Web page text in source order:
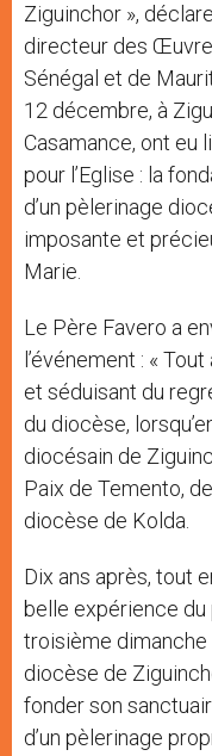
Ziguinchor »,
directeur des
Sénégal et de
12 décembre, à
Casamance, ont eu
pour l’Eglise : la
d’un pèlerinage
imposante et
Marie.
Le Père Favero a
l’événement : «
et séduisant du
du diocèse,
diocésain de
Paix de Temento,
diocèse de Kolda.
Dix ans après, tout
belle expérience
troisième dimanche
diocèse de
fonder son
d’un pèlerinage